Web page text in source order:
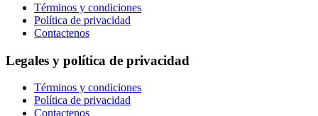
Términos y condiciones
Política de privacidad
Contactenos
Legales y política de privacidad
Términos y condiciones
Política de privacidad
Contactenos